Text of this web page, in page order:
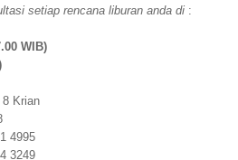
setiap rencana liburan anda di :
WIB)
8 Krian
4995
3249